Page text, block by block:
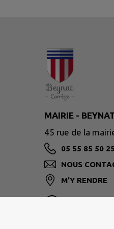
MAIRIE -
45 rue de la
05 55 85 50 25
NOUS
M'Y RENDRE